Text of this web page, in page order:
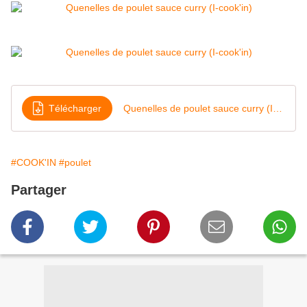
Télécharger
#COOK'IN #poulet
Partager